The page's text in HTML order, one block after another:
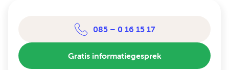
085 – 0 16 15 17
Gratis informatiegesprek